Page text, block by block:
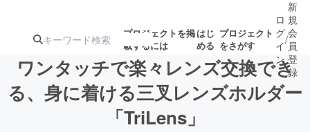
プロジェクトを掲
載するには
はじ
める
プロジェクト
をさがす
注目の新着プロ募集終了が近いプ
ロ
グ
イ
ン
/
新
規
会
員
登
録
ワンタッチで楽々レンズ交換でき
る、身に着ける三叉レンズホルダー
「TriLens」